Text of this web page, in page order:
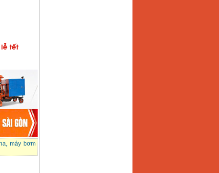
, máy bơm